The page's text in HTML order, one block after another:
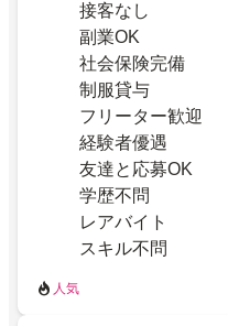
接客なし
副業OK
社会保険完備
制服貸与
フリーター歓迎
経験者優遇
友達と応募OK
学歴不問
レアバイト
スキル不問
人気